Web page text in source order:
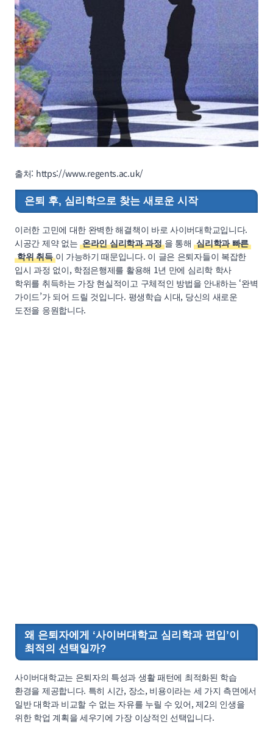
출처: https://www.regents.ac.uk/
은퇴 후, 심리학으로 찾는 새로운 시작
이러한 고민에 대한 완벽한 해결책이 바로 사이버대학교입니다.
시공간 제약 없는 온라인 심리학과 과정 을 통해 심리학과 빠른
학위 취득 이 가능하기 때문입니다. 이 글은 은퇴자들이 복잡한
입시 과정 없이, 학점은행제를 활용해 1년 만에 심리학 학사
학위를 취득하는 가장 현실적이고 구체적인 방법을 안내하는 ‘완벽
가이드’가 되어 드릴 것입니다. 평생학습 시대, 당신의 새로운
도전을 응원합니다.
왜 은퇴자에게 ‘사이버대학교 심리학과 편입’이
최적의 선택일까?
사이버대학교는 은퇴자의 특성과 생활 패턴에 최적화된 학습
환경을 제공합니다. 특히 시간, 장소, 비용이라는 세 가지 측면에서
일반 대학과 비교할 수 없는 자유를 누릴 수 있어, 제2의 인생을
위한 학업 계획을 세우기에 가장 이상적인 선택입니다.